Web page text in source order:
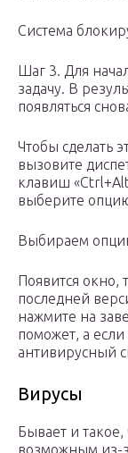
Система
Шаг 3. Для
задачу. В
появляться
Чтобы сделать
вызовите
клавиш
выберите
Выбираем
Появится окно,
последней
нажмите на
поможет, а если
антивирусный
Вирусы
Бывает и такое,
возможным из-